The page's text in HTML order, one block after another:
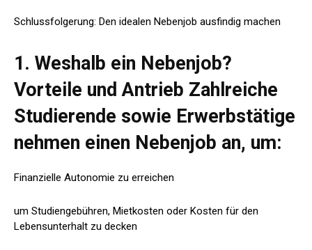
Schlussfolgerung: Den idealen Nebenjob ausfindig machen
1. Weshalb ein Nebenjob?
Vorteile und Antrieb Zahlreiche
Studierende sowie Erwerbstätige
nehmen einen Nebenjob an, um:
Finanzielle Autonomie zu erreichen
um Studiengebühren, Mietkosten oder Kosten für den
Lebensunterhalt zu decken